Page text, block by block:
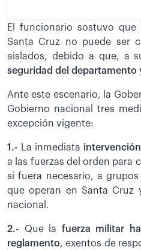
El funcionario sostuvo
Santa Cruz no puede ser
aislados, debido a que, a
seguridad del departamento
Ante este escenario, la
Gobierno nacional tres
excepción vigente:
1.- La inmediata
a las fuerzas del orden para
si fuera necesario, a
que operan en Santa Cruz
nacional.
2.- Que la fuerza militar
reglamento, exentos de